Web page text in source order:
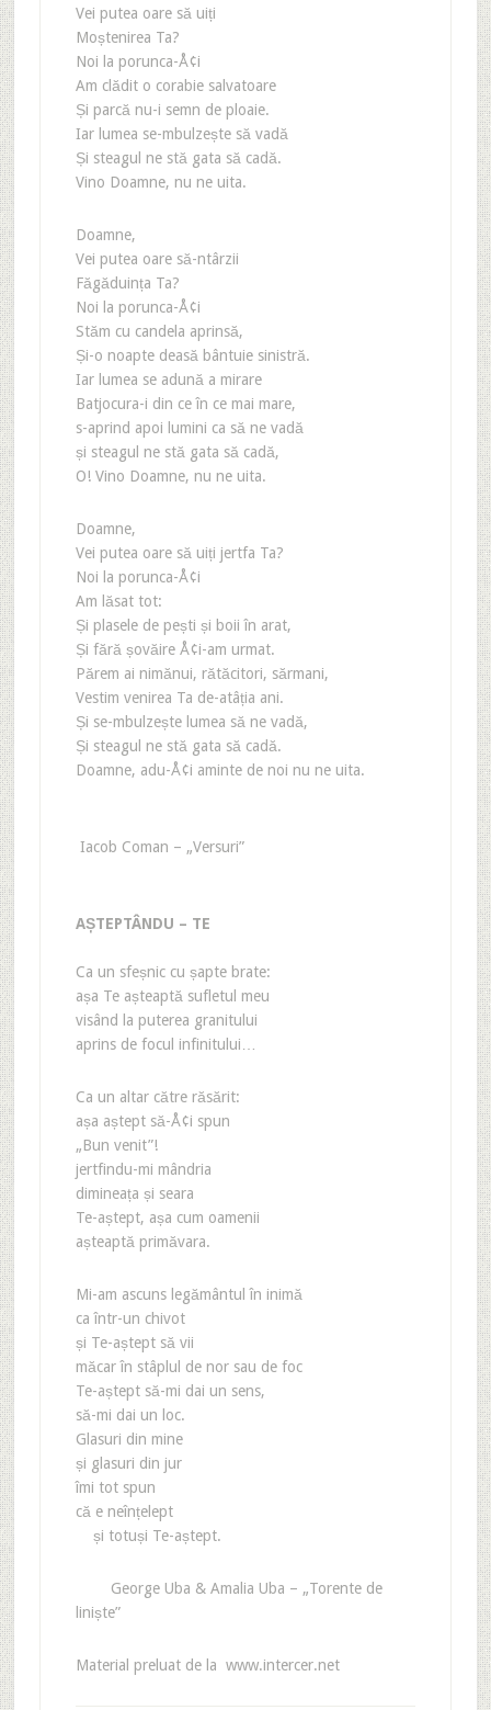
Vei putea oare să uiți
Moștenirea Ta?
Noi la porunca-Å¢i
Am clădit o corabie salvatoare
Și parcă nu-i semn de ploaie.
Iar lumea se-mbulzește să vadă
Și steagul ne stă gata să cadă.
Vino Doamne, nu ne uita.
Doamne,
Vei putea oare să-ntârzii
Făgăduința Ta?
Noi la porunca-Å¢i
Stăm cu candela aprinsă,
Și-o noapte deasă bântuie sinistră.
Iar lumea se adună a mirare
Batjocura-i din ce în ce mai mare,
s-aprind apoi lumini ca să ne vadă
și steagul ne stă gata să cadă,
O! Vino Doamne, nu ne uita.
Doamne,
Vei putea oare să uiți jertfa Ta?
Noi la porunca-Å¢i
Am lăsat tot:
Și plasele de pești și boii în arat,
Și fără șovăire Å¢i-am urmat.
Părem ai nimănui, rătăcitori, sărmani,
Vestim venirea Ta de-atâția ani.
Și se-mbulzește lumea să ne vadă,
Și steagul ne stă gata să cadă.
Doamne, adu-Å¢i aminte de noi nu ne uita.
Iacob Coman – „Versuri”
AȘTEPTÂNDU – TE
Ca un sfeșnic cu șapte brate:
așa Te așteaptă sufletul meu
visând la puterea granitului
aprins de focul infinitului…
Ca un altar către răsărit:
așa aștept să-Å¢i spun
„Bun venit”!
jertfindu-mi mândria
dimineața și seara
Te-aștept, așa cum oamenii
așteaptă primăvara.
Mi-am ascuns legământul în inimă
ca într-un chivot
și Te-aștept să vii
măcar în stâplul de nor sau de foc
Te-aștept să-mi dai un sens,
să-mi dai un loc.
Glasuri din mine
și glasuri din jur
îmi tot spun
că e neînțelept
și totuși Te-aștept.
George Uba & Amalia Uba – „Torente de
liniște”
Material preluat de la www.intercer.net